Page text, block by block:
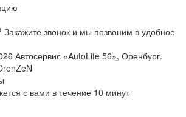
звонок и мы позвоним в удобное
Автосервис «AutoLife 56», Оренбург.
с вами в течение 10 минут